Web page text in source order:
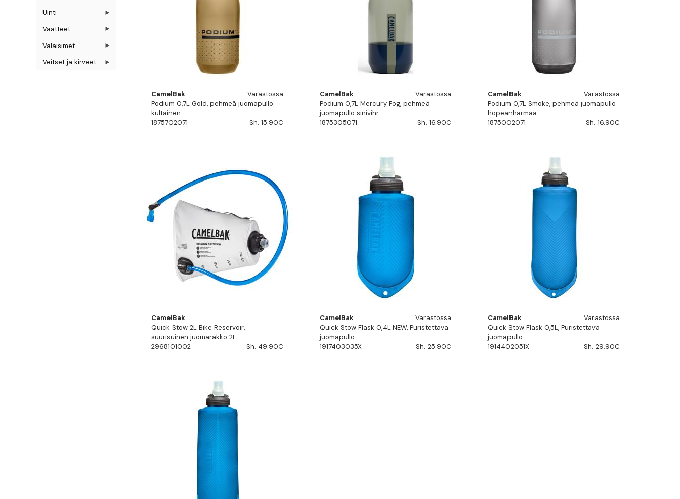
CamelBak
Varastossa
Podium 0,7L Gold, pehmeä juomapullo
kultainen
1875702071
Sh. 15.90€
CamelBak
Varastossa
Podium 0,7L Mercury Fog, pehmeä
juomapullo sinivihr
1875305071
Sh. 16.90€
CamelBak
Varastossa
Podium 0,7L Smoke, pehmeä juomapullo
hopeanharmaa
1875002071
Sh. 16.90€
CamelBak
Quick Stow 2L Bike Reservoir,
suurisuinen juomarakko 2L
2968101002
Sh. 49.90€
CamelBak
Varastossa
Quick Stow Flask 0,4L NEW, Puristettava
juomapullo
1917403035X
Sh. 25.90€
CamelBak
Varastossa
Quick Stow Flask 0,5L, Puristettava
juomapullo
1914402051X
Sh. 29.90€
Uinti
Vaatteet
Valaisimet
Veitset ja kirveet